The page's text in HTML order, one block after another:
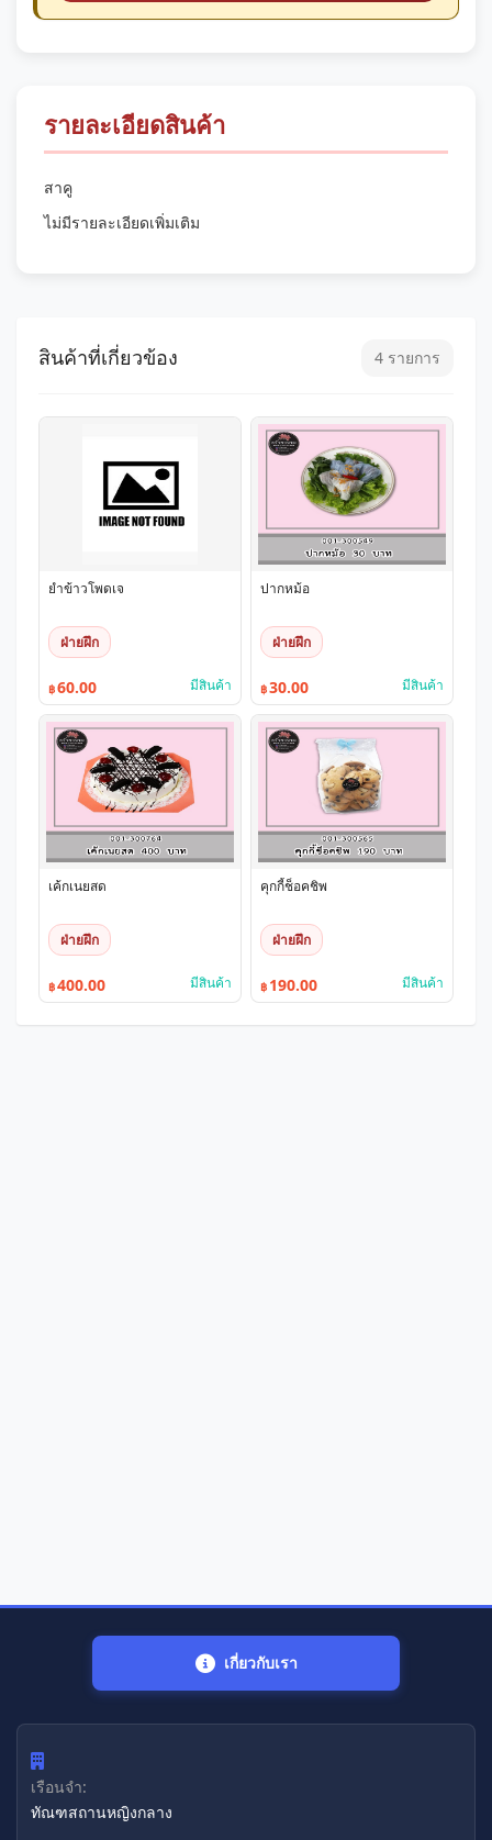
รายละเอียดสินค้า
สาคู
ไม่มีรายละเอียดเพิ่มเติม
สินค้าที่เกี่ยวข้อง 4 รายการ
ยำข้าวโพดเจ
ฝ่ายฝึก
฿60.00 มีสินค้า
ปากหม้อ
ฝ่ายฝึก
฿30.00 มีสินค้า
เค้กเนยสด
ฝ่ายฝึก
฿400.00 มีสินค้า
คุกกี้ช็อคชิพ
ฝ่ายฝึก
฿ 190.00 มีสินค้า
เกี่ยวกับเรา
เรือนจำ:
ทัณฑสถานหญิงกลาง